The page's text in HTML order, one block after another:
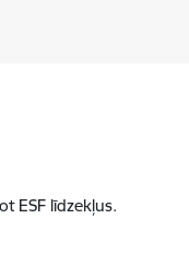
ESF līdzekļus.